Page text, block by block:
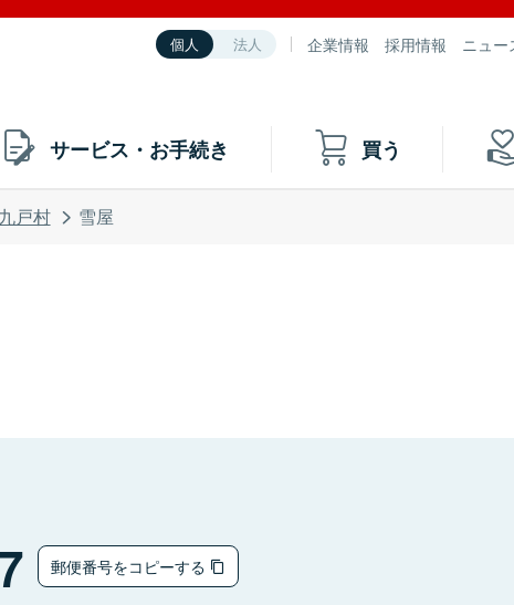
個人 法人 企業情報 採用情報 ニュー
サービス・お手続き 買う
戸村 雪屋
郵便番号をコピーする